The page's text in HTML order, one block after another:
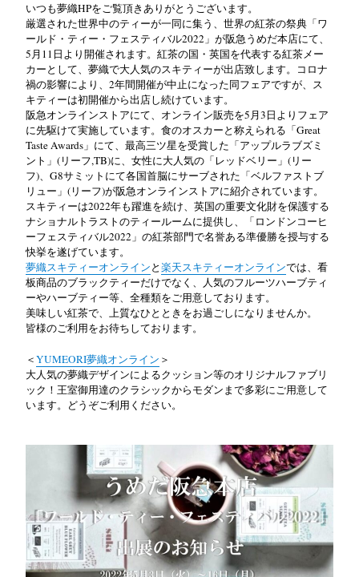
いつも夢織HPをご覧頂きありがとうございます。
厳選された世界中のティーが一同に集う、世界の紅茶の祭典「ワ
ールド・ティー・フェスティバル2022 」が阪急うめだ本店にて、
5月11 日より開催されます。紅茶の国・英国を代表する紅茶メー
カーとして、夢織で大人気のスキティーが出店致します。コロナ
禍の影響により、2年間開催が中止になった同フェアですが、ス
キティーは初開催から出店し続けています。
阪急オンラインストアにて、オンライン販売を5月3日よりフェア
に先駆けて実施しています。食のオスカーと称えられる「Great
Taste Awards 」にて、最高三ツ星を受賞した「アップルラブズミ
ント」(リーフ,TB)に、女性に大人気の「レッドベリー」(リー
フ)、G8サミットにて各国首脳にサーブされた「ベルファストブ
リュー」(リーフ)が阪急オンラインストアに紹介されています。
スキティーは2022年も躍進を続け、英国の重要文化財を保護する
ナショナルトラストのティールームに提供し、「ロンドンコーヒ
ーフェスティバル2022 」の紅茶部門で名誉ある準優勝を授与する
快挙を遂げています。
夢織スキティーオンラインと楽天スキティーオンラインでは、看
板商品のブラックティーだけでなく、人気のフルーツハーブティ
ーやハーブティー等、全種類をご用意しております。
美味しい紅茶で、上質なひとときをお過ごしになりませんか。
皆様のご利用をお待ちしております。
＜YUMEORI夢織オンライン ＞
大人気の夢織デザインによるクッション等のオリジナルファブリ
ック！王室御用達のクラシックからモダンまで多彩にご用意して
います。どうぞご利用ください。